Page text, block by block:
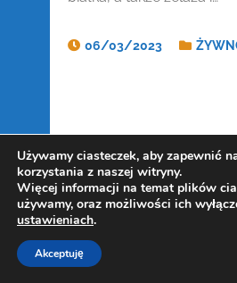
06/03/2023
Copyright Kowalczewski 2019-2025
Używamy ciasteczek, aby zapewnić
korzystania z naszej witryny.
Więcej informacji na temat plików
używamy, oraz możliwości ich
ustawieniach.
Akceptuję